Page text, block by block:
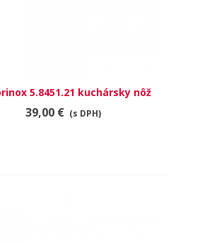
RÝCHLY NÁHĽAD
5.8451.21 kuchársky nôž
39,00 € (s DPH)